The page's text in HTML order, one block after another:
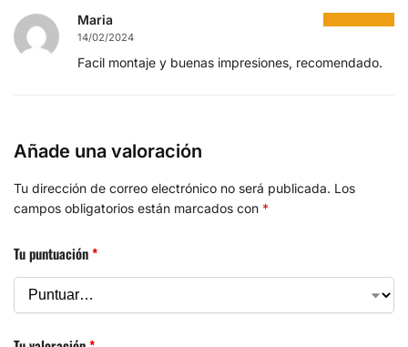
Maria
14/02/2024
Facil montaje y buenas impresiones, recomendado.
Añade una valoración
Tu dirección de correo electrónico no será publicada. Los
campos obligatorios están marcados con *
Tu puntuación*